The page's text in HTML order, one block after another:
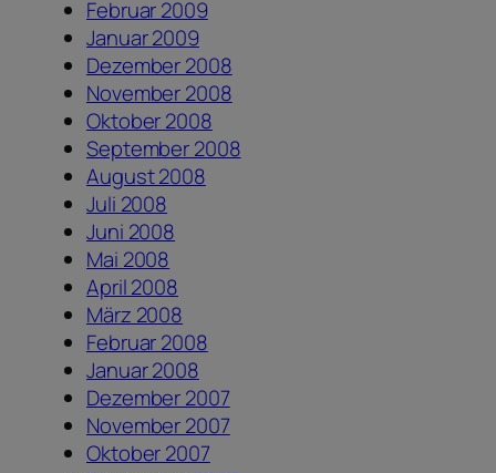
Februar 2009
Januar 2009
Dezember 2008
November 2008
Oktober 2008
September 2008
August 2008
Juli 2008
Juni 2008
Mai 2008
April 2008
März 2008
Februar 2008
Januar 2008
Dezember 2007
November 2007
Oktober 2007